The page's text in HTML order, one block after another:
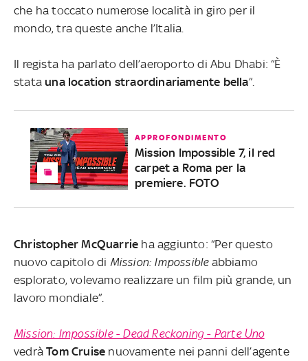
che ha toccato numerose località in giro per il
mondo, tra queste anche l’Italia.
Il regista ha parlato dell’aeroporto di Abu Dhabi: “È
statauna location straordinariamente bella”.
APPROFONDIMENTO
Mission Impossible 7, il red
carpet a Roma per la
premiere. FOTO
Christopher McQuarrie ha aggiunto: “Per questo
nuovo capitolo di Mission: Impossible abbiamo
esplorato, volevamo realizzare un film più grande, un
lavoro mondiale”.
Mission: Impossible - Dead Reckoning - Parte Uno
vedràTom Cruise nuovamente nei panni dell’agente